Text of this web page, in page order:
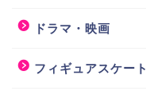
ドラマ・映画
フィギュアスケート